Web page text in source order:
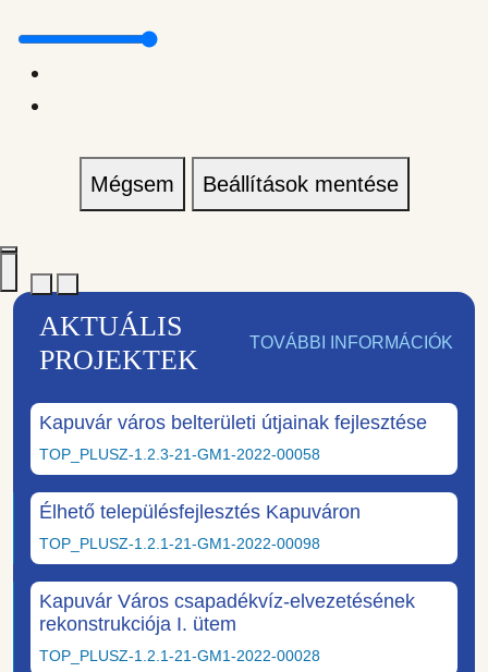
Mégsem Beállítások mentése
AKTUÁLIS
PROJEKTEK
TOVÁBBI INFORMÁCIÓK
Kapuvár város belterületi útjainak fejlesztése
TOP_PLUSZ-1.2.3-21-GM1-2022-00058
Élhető településfejlesztés Kapuváron
TOP_PLUSZ-1.2.1-21-GM1-2022-00098
Kapuvár Város csapadékvíz-elvezetésének
rekonstrukciója I. ütem
TOP_PLUSZ-1.2.1-21-GM1-2022-00028